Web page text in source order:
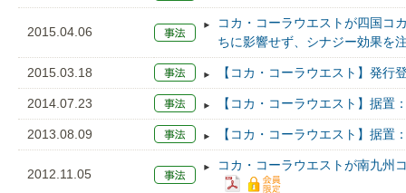
2015.04.06
コカ・コーラウエストが四国コ
ちに影響せず、シナジー効果を
2015.03.18 【コカ・コーラウエスト】発行
2014.07.23 【コカ・コーラウエスト】据置
2013.08.09 【コカ・コーラウエスト】据置
2012.11.05
コカ・コーラウエストが南九州